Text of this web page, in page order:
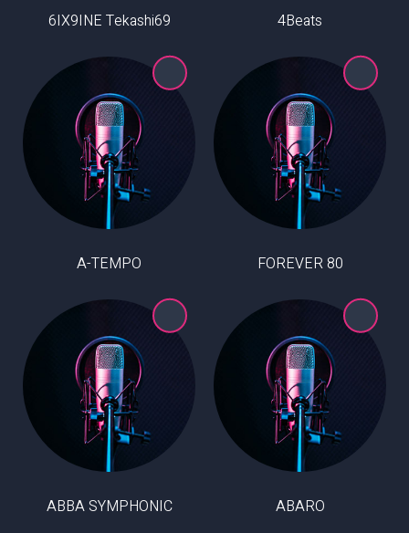
4Beats
6IX9INE Tekashi69
80 FOREVER
A-TEMPO
ABARO
ABBA SYMPHONIC